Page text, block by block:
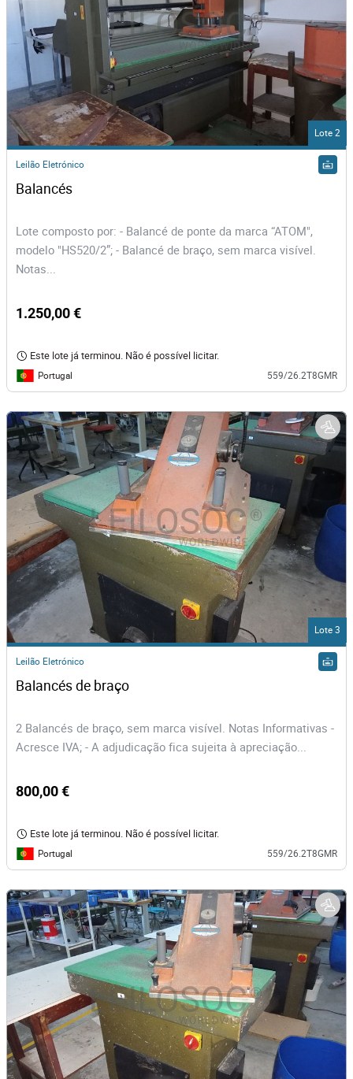
Lote 2
Leilão Eletrónico
Balancés
Lote composto por: - Balancé de ponte da marca “ATOM",
modelo "HS520/2”; - Balancé de braço, sem marca visível.
Notas...
1.250,00 €
Este lote já terminou. Não é possível licitar.
Portugal 559/26.2T8GMR
Lote 3
Leilão Eletrónico
Balancés de braço
2 Balancés de braço, sem marca visível. Notas Informativas -
Acresce IVA; - A adjudicação fica sujeita à apreciação...
800,00 €
Este lote já terminou. Não é possível licitar.
Portugal 559/26.2T8GMR